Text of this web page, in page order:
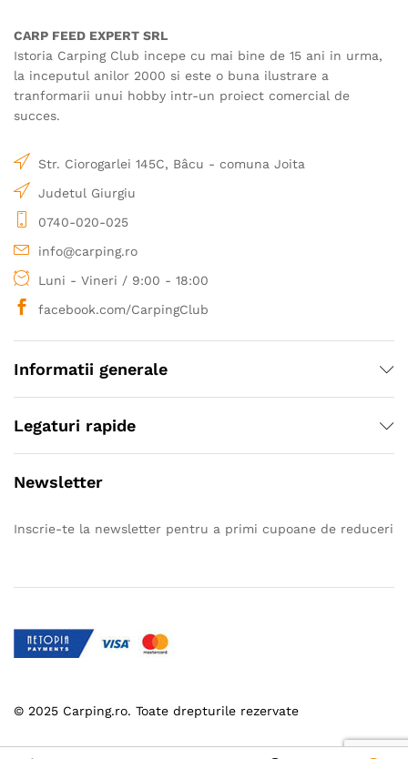
CARP FEED EXPERT SRL
Istoria Carping Club incepe cu mai bine de 15 ani in urma,
la inceputul anilor 2000 si este o buna ilustrare a
tranformarii unui hobby intr-un proiect comercial de
succes.
Str. Ciorogarlei 145C, Bâcu - comuna Joita
Judetul Giurgiu
0740-020-025
info@carping.ro
Luni - Vineri / 9:00 - 18:00
facebook.com/CarpingClub
Informatii generale
Legaturi rapide
Newsletter
Inscrie-te la newsletter pentru a primi cupoane de reduceri
© 2025 Carping.ro. Toate drepturile rezervate